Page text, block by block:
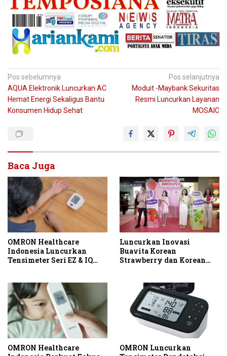
Navigasi
pos
Pos sebelumnya
AQUA Elektronik Luncurkan AC
Hemat Energi Sekaligus Bantu
Konsumen Hidup Sehat
Pos selanjutnya
Moduit -Maybank Sekuritas
Resmi Luncurkan Layanan
MOSAIC
Baca Juga
OMRON Healthcare
Indonesia Luncurkan
Tensimeter Seri EZ & IQ
Sejak Dini
Luncurkan Inovasi
Buavita Korean
Strawberry dan Korean
Padel Pertama di Dalam
Mall
OMRON Healthcare
OMRON Luncurkan